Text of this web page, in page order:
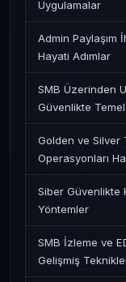
Uygulamalar
Admin Paylaşım
Hayati Adımlar
SMB Üzerinden
Güvenlikte Temel
Golden ve Silver
Operasyonları
Siber Güvenlikte
Yöntemler
SMB İzleme ve
Gelişmiş